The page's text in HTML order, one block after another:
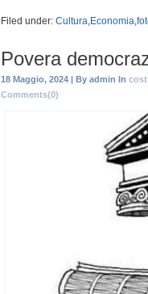
Filed under: Cultura,Economia,
Povera
18 Maggio, 2024 | By admin In
Comments(0)